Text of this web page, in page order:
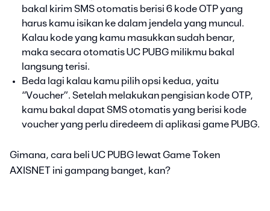
bakal kirim SMS otomatis berisi 6 kode OTP yang
harus kamu isikan ke dalam jendela yang muncul.
Kalau kode yang kamu masukkan sudah benar,
maka secara otomatis UC PUBG milikmu bakal
langsung terisi.
Beda lagi kalau kamu pilih opsi kedua, yaitu
“Voucher”. Setelah melakukan pengisian kode OTP,
kamu bakal dapat SMS otomatis yang berisi kode
voucher yang perlu diredeem di aplikasi game PUBG.
Gimana, cara beli UC PUBG lewat Game Token
AXISNET ini gampang banget, kan?